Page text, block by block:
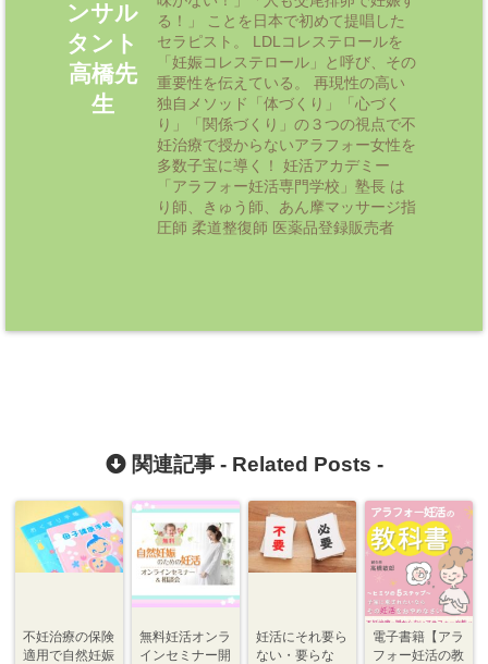
ンサル
タント
高橋先
生
る！」 ことを日本で初めて提唱した
セラピスト。 LDLコレステロールを
「妊娠コレステロール」と呼び、その
重要性を伝えている。 再現性の高い
独自メソッド「体づくり」「心づく
り」「関係づくり」の３つの視点で不
妊治療で授からないアラフォー女性を
多数子宝に導く！ 妊活アカデミー
「アラフォー妊活専門学校」塾長 は
り師、きゅう師、あん摩マッサージ指
圧師 柔道整復師 医薬品登録販売者
関連記事 - Related Posts -
不妊治療の保険
適用で自然妊娠
無料妊活オンラ
インセミナー開
妊活にそれ要ら
ない・要らな
電子書籍【アラ
フォー妊活の教